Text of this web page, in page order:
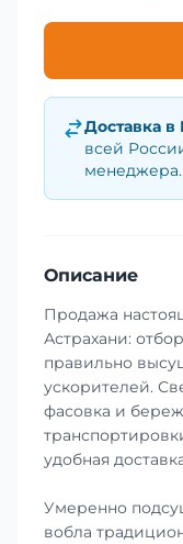
Доставка в
всей
менеджера.
Описание
Продажа
Астрахани:
правильно
ускорителей.
фасовка и
удобная
Умеренно
вобла